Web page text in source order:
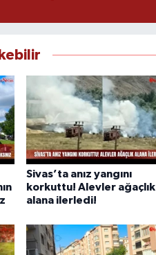
Sivas’ta anız yangını
korkuttu! Alevler ağaçlık
alana ilerledi!